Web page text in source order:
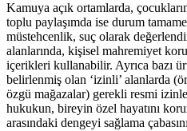
Kamuya açık ortamlarda,
toplu paylaşımda ise durum
müstehcenlik, suç olarak
alanlarında, kişisel mahremiyet
içerikleri kullanabilir. Ayrıca bazı
belirlenmiş olan ‘izinli’ alanlarda
özgü mağazalar) gerekli resmi
hukukun, bireyin özel hayatını
arasındaki dengeyi sağlama